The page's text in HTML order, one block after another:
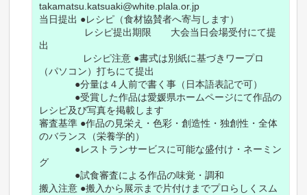
takamatsu.katsuaki@white.plala.or.jp
当日提出 ●レシピ（食材協賛者へ寄与します）
レシピ提出期限 大会当日会場受付にて提
出
レシピ注意 ●書式は別紙に基づきワープロ
（パソコン）打ちにて提出
●分量は４人前で書く事（日本語表記で可）
●受賞した作品は愛媛県ホームページにて作品の
レシピ及び写真を掲載します
審査基準 ●作品の見栄え・色彩・創造性・独創性・全体
のバランス（栄養学的）
●レストランサービスに可能な盛付け・ネーミン
グ
●試食審査による作品の味覚・調和
搬入注意 ●搬入から展示まで片付けまでプロらしくスム